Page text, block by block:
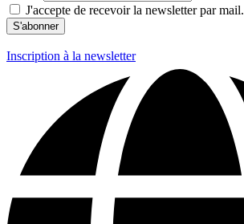
J'accepte de recevoir la newsletter par mail.
Inscription à la newsletter